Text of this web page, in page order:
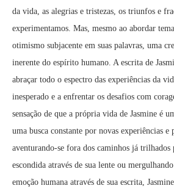
da vida, as alegrias e tristezas, os triunfos e
experimentamos. Mas, mesmo ao abordar
otimismo subjacente em suas palavras, uma
inerente do espírito humano. A escrita de
abraçar todo o espectro das experiências da
inesperado e a enfrentar os desafios com
sensação de que a própria vida de Jasmine é
uma busca constante por novas experiências e
aventurando-se fora dos caminhos já
escondida através de sua lente ou
emoção humana através de sua escrita,